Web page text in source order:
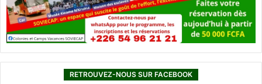
RETROUVEZ-NOUS SUR FACEBOOK